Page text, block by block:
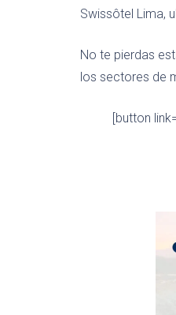
Swissôtel Lima,
No te pierdas
los sectores de
[button